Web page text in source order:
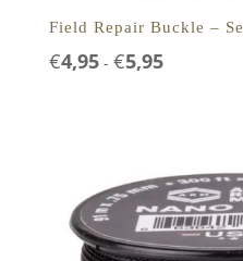
Field Repair Buckle –
€4,95 - €5,95Prijsklasse: